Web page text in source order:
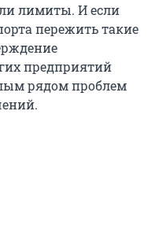
лимиты. И если
пережить такие
предприятий
рядом проблем